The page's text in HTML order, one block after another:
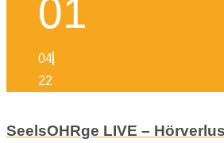
01
04
22
SeelsOHRge LIVE –